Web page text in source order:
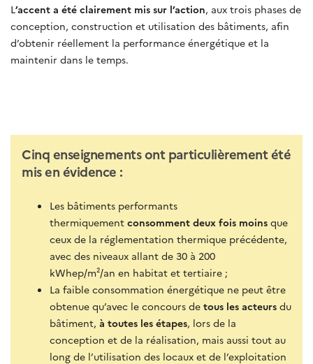
L’accent a été clairement mis sur l’action, aux trois phases de
conception, construction et utilisation des bâtiments, afin
d’obtenir réellement la performance énergétique et la
maintenir dans le temps.
Cinq enseignements ont particulièrement été
mis en évidence :
Les bâtiments performants
thermiquement consomment deux fois moins que
ceux de la réglementation thermique précédente,
avec des niveaux allant de 30 à 200
kWhep/m²/an en habitat et tertiaire ;
La faible consommation énergétique ne peut être
obtenue qu’avec le concours de tous les acteurs du
bâtiment, à toutes les étapes, lors de la
conception et de la réalisation, mais aussi tout au
long de l’utilisation des locaux et de l’exploitation